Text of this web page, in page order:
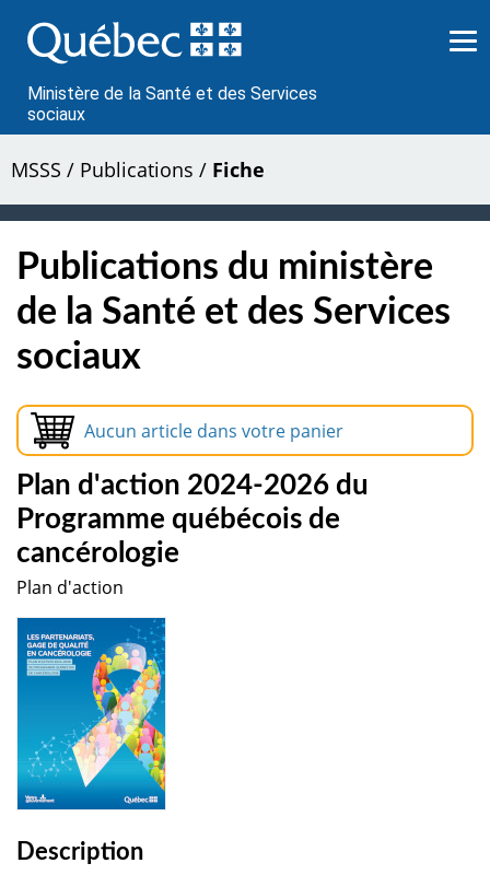
au
contenu
Ministère de la Santé et des Services
sociaux
MSSS / Publications / Fiche
Publications du ministère
de la Santé et des Services
sociaux
Aucun article dans votre panier
Plan d'action 2024-2026 du
Programme québécois de
cancérologie
Plan d'action
Description